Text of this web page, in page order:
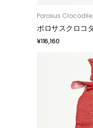
お買い物カゴ
Porosus Crocodile
ポロサスクロ
¥116,160